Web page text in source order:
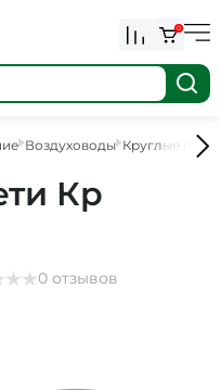
0
Воздуховоды Круглые
Кр
0 отзывов